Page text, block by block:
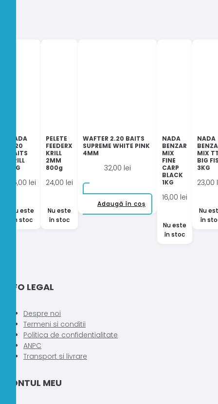
NADA
2.20
BAITS
KRILL
1KG
26,00 lei
Nu este
în stoc
PELETE
FEEDERX
KRILL
2MM
800g
24,00 lei
Nu este
în stoc
WAFTER 2.20 BAITS
SUPREME WHITE PINK
4MM
32,00 lei
Adaugă în coș
NADA
BENZAR
MIX
FINE
CARP
BLACK
1KG
16,00 lei
Nu este
în stoc
NADA
MIX
BIG
3KG
23,00
Nu
în
INFO LEGAL
Despre noi
Termeni si conditii
Politica de confidentialitate
ANPC
Transport si livrare
CONTUL MEU